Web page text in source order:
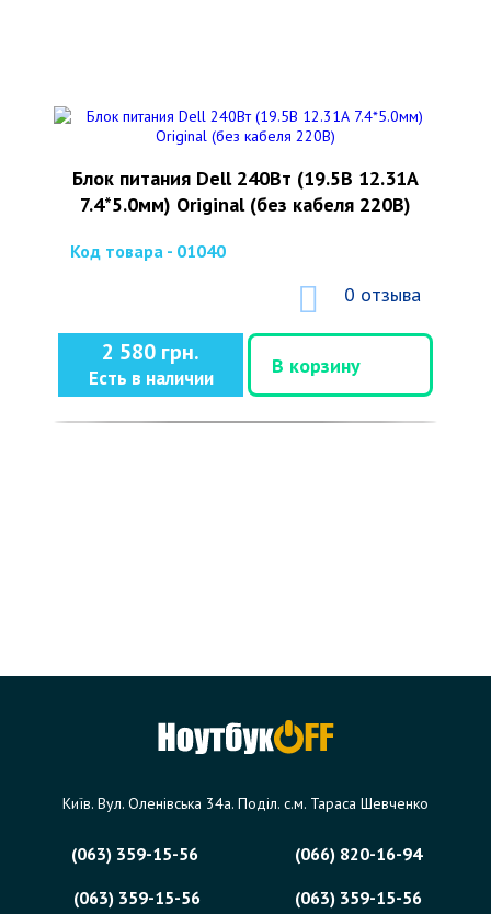
Блок питания Dell 240Вт (19.5В 12.31А
7.4*5.0мм) Original (без кабеля 220В)
Код товара - 01040
0 отзыва
2 580 грн.
Есть в наличии
В корзину
Київ. Вул. Оленівська 34а. Поділ. с.м. Тараса Шевченко
(063) 359-15-56
(066) 820-16-94
(063) 359-15-56
(063) 359-15-56